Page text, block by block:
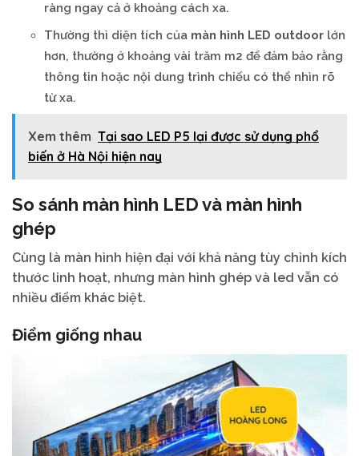
ràng ngay cả ở khoảng cách xa.
Thường thì diện tích của màn hình LED outdoor lớn
hơn, thường ở khoảng vài trăm m2 để đảm bảo rằng
thông tin hoặc nội dung trình chiếu có thể nhìn rõ
từ xa.
Xem thêm Tại sao LED P5 lại được sử dụng phổ
biến ở Hà Nội hiện nay
So sánh màn hình LED và màn hình
ghép
Cùng là màn hình hiện đại với khả năng tùy chỉnh kích
thước linh hoạt, nhưng màn hình ghép và led vẫn có
nhiều điểm khác biệt.
Điểm giống nhau